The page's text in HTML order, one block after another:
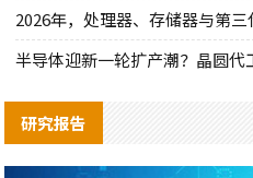
2026年，处理器、存储器与第三
半导体迎新一轮扩产潮？晶圆代
研究报告